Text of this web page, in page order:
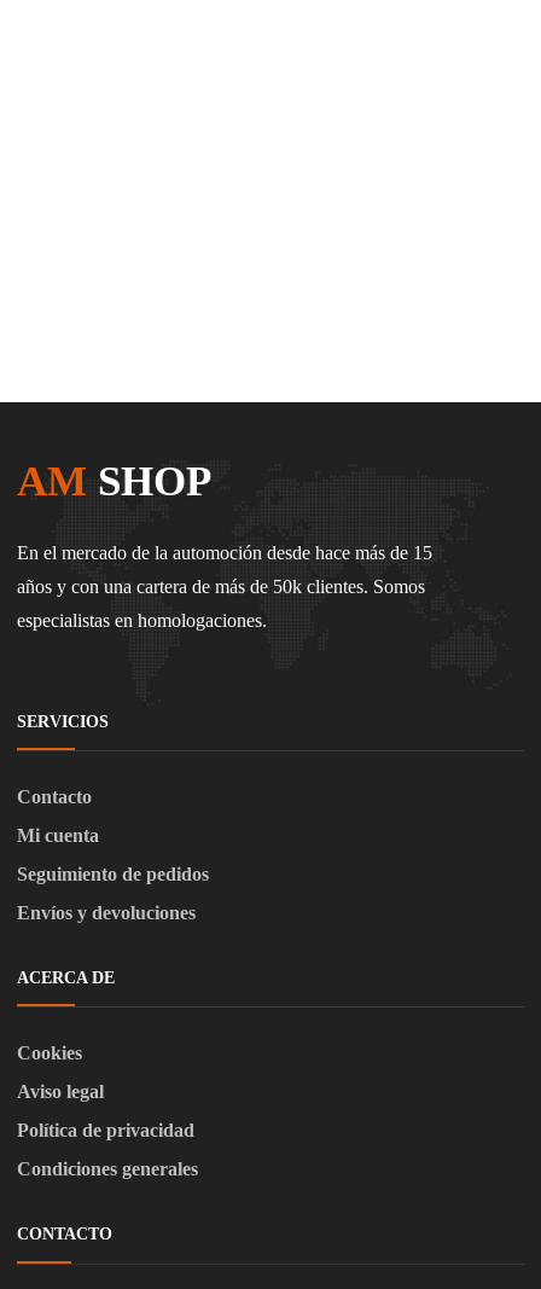
AM SHOP
En el mercado de la automoción desde hace más de 15
años y con una cartera de más de 50k clientes. Somos
especialistas en homologaciones.
SERVICIOS
Contacto
Mi cuenta
Seguimiento de pedidos
Envíos y devoluciones
ACERCA DE
Cookies
Aviso legal
Política de privacidad
Condiciones generales
CONTACTO